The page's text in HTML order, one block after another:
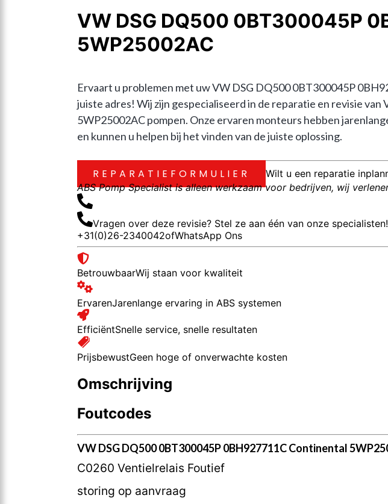
VW DSG DQ500 0BT300045P
5WP25002AC
Ervaart u problemen met uw VW DSG DQ500 0BT300045P
juiste adres! Wij zijn gespecialiseerd in de reparatie en revisie
5WP25002AC pompen. Onze ervaren monteurs hebben
en kunnen u helpen bij het vinden van de juiste oplossing.
REPARATIEFORMULIER
Wilt u een reparatie
ABS Pomp Specialist is alleen werkzaam voor bedrijven, wij
Vragen over deze revisie? Stel ze aan één van onze specialisten!
+31(0)26-2340042ofWhatsApp Ons
BetrouwbaarWij staan voor kwaliteit
ErvarenJarenlange ervaring in ABS systemen
EfficiëntSnelle service, snelle resultaten
PrijsbewustGeen hoge of onverwachte kosten
Omschrijving
Foutcodes
VW DSG DQ500 0BT300045P 0BH927711C Continental
C0260 Ventielrelais Foutief
storing op aanvraag